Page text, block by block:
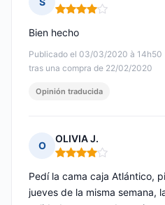
Nota: 4 de 5
Publicado el 03/03/2020 à 14h50
tras una compra de 22/02/2020
Bien hecho
Opinión traducida
O
OLIVIA J.
Nota: 4 de 5
Pedí la cama caja Atlántico,
jueves de la misma semana,